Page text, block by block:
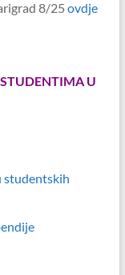
8/25 ovdje
U
studentskih